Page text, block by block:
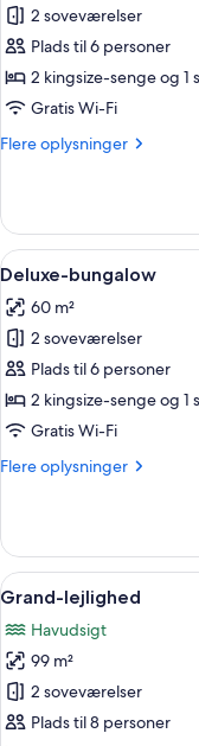
Premium-
lejlighed
2 soveværelser
Plads til 6 personer
2 kingsize-senge og 1
Gratis Wi-Fi
Flere oplysninger
Flere
lejlighed
Indlæs
alle
billeder
af
Deluxe-
bungalow
7
Deluxe-bungalow
60 m²
2 soveværelser
Plads til 6 personer
2 kingsize-senge og 1
Gratis Wi-Fi
Flere oplysninger
Flere
bungalow
Indlæs
alle
billeder
af
Grand-
lejlighed
2
Grand-lejlighed
Havudsigt
99 m²
2 soveværelser
Plads til 8 personer